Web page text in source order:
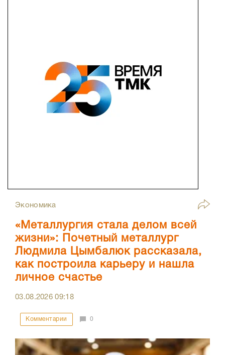
Экономика
«Металлургия стала делом всей
жизни»: Почетный металлург
Людмила Цымбалюк рассказала,
как построила карьеру и нашла
личное счастье
03.08.202609:18
Комментарии 0